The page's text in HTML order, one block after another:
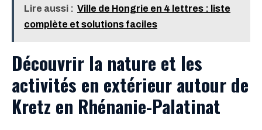
Lire aussi : Ville de Hongrie en 4 lettres : liste
complète et solutions faciles
Découvrir la nature et les
activités en extérieur autour de
Kretz en Rhénanie-Palatinat